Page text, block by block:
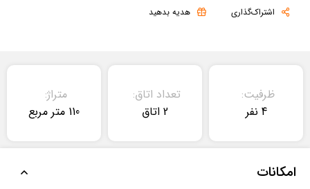
اشتراک‌گذاری هدیه بدهید
ظرفیت:
4 نفر
تعداد اتاق:
2 اتاق
متراژ:
110 متر مربع
امکانات